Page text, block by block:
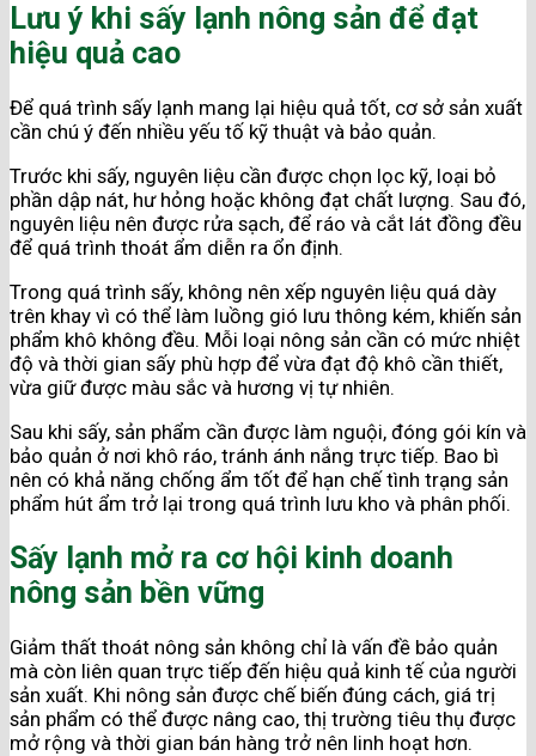
Lưu ý khi sấy lạnh nông sản để đạt
hiệu quả cao
Để quá trình sấy lạnh mang lại hiệu quả tốt, cơ sở sản xuất
cần chú ý đến nhiều yếu tố kỹ thuật và bảo quản.
Trước khi sấy, nguyên liệu cần được chọn lọc kỹ, loại bỏ
phần dập nát, hư hỏng hoặc không đạt chất lượng. Sau đó,
nguyên liệu nên được rửa sạch, để ráo và cắt lát đồng đều
để quá trình thoát ẩm diễn ra ổn định.
Trong quá trình sấy, không nên xếp nguyên liệu quá dày
trên khay vì có thể làm luồng gió lưu thông kém, khiến sản
phẩm khô không đều. Mỗi loại nông sản cần có mức nhiệt
độ và thời gian sấy phù hợp để vừa đạt độ khô cần thiết,
vừa giữ được màu sắc và hương vị tự nhiên.
Sau khi sấy, sản phẩm cần được làm nguội, đóng gói kín và
bảo quản ở nơi khô ráo, tránh ánh nắng trực tiếp. Bao bì
nên có khả năng chống ẩm tốt để hạn chế tình trạng sản
phẩm hút ẩm trở lại trong quá trình lưu kho và phân phối.
Sấy lạnh mở ra cơ hội kinh doanh
nông sản bền vững
Giảm thất thoát nông sản không chỉ là vấn đề bảo quản
mà còn liên quan trực tiếp đến hiệu quả kinh tế của người
sản xuất. Khi nông sản được chế biến đúng cách, giá trị
sản phẩm có thể được nâng cao, thị trường tiêu thụ được
mở rộng và thời gian bán hàng trở nên linh hoạt hơn.